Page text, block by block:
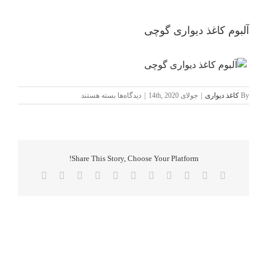
آلبوم کاغذ دیواری گوچی
By کاغذ دیواری جولای 14th, 2020 دیدگاه‌ها برای
آلبوم
بسته هستند
Share This Story, Choose Your Platform!
Facebook
Twitter
Reddit
LinkedIn
WhatsApp
Telegram
Tumblr
Pinterest
Xing